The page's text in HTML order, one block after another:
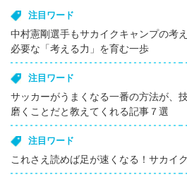
注目ワード
中村憲剛選手もサカイクキャンプの考
必要な「考える力」を育む一歩
注目ワード
サッカーがうまくなる一番の方法が、
磨くことだと教えてくれる記事７選
注目ワード
これさえ読めば足が速くなる！サカイ